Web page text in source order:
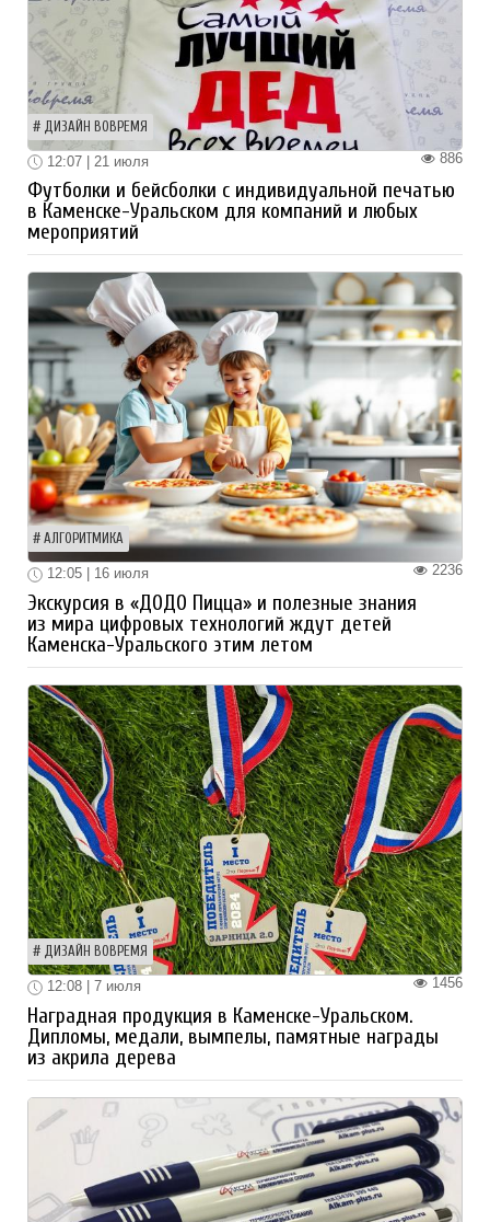
ДИЗАЙН ВОВРЕМЯ
886
12:07 | 21 июля
Футболки и бейсболки с индивидуальной печатью
в Каменске-Уральском для компаний и любых
мероприятий
АЛГОРИТМИКА
2236
12:05 | 16 июля
Экскурсия в «ДОДО Пицца» и полезные знания
из мира цифровых технологий ждут детей
Каменска-Уральского этим летом
ДИЗАЙН ВОВРЕМЯ
1456
12:08 | 7 июля
Наградная продукция в Каменске-Уральском.
Дипломы, медали, вымпелы, памятные награды
из акрила дерева